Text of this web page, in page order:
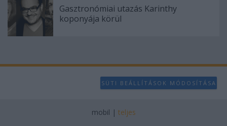
Gasztronómiai utazás Karinthy
koponyája körül
SÜTI BEÁLLÍTÁSOK MÓDOSÍTÁSA
mobil | teljes